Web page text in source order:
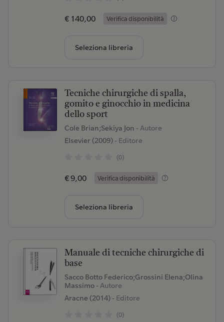
€ 140,00 Verifica disponibilità
Seleziona libreria
Tecniche chirurgiche di spalla,
gomito e ginocchio in medicina
dello sport
Cole Brian;Sekiya Jon - Autore
Elsevier (2009)- Editore
(0)
€ 9,00 Verifica disponibilità
Seleziona libreria
Manuale di tecniche chirurgiche di
base
Sacco Botto Federico;Grossini Elena;Olina
Massimo - Autore
Aracne (2014)- Editore
(0)